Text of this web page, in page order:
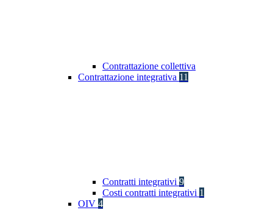
Contrattazione collettiva
Contrattazione integrativa 11
Contratti integrativi 9
Costi contratti integrativi 1
OIV 4